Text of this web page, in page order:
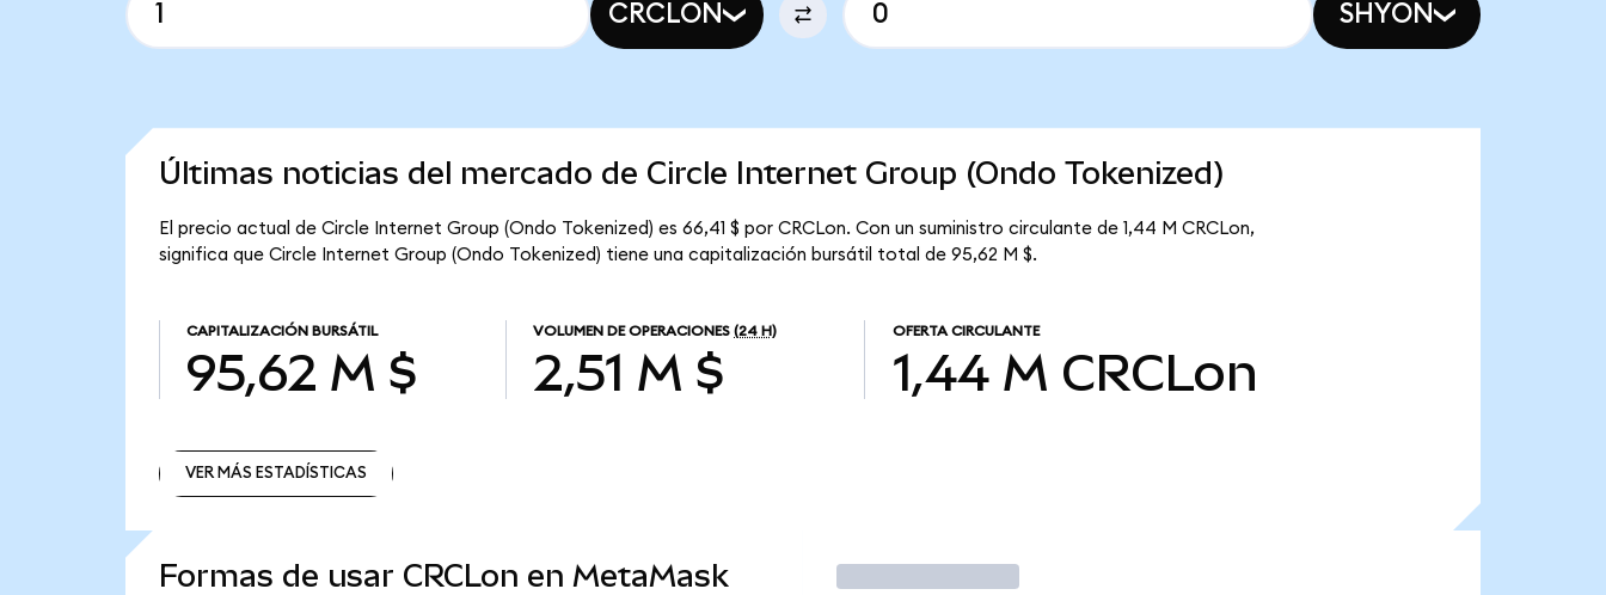
CRCLON SHYON
Últimas noticias del mercado de Circle Internet Group (Ondo Tokenized)
El precio actual de Circle Internet Group (Ondo Tokenized) es 66,41 $ por CRCLon. Con un suministro circulante de 1,44 M CRCLon,
significa que Circle Internet Group (Ondo Tokenized) tiene una capitalización bursátil total de 95,62 M $.
CAPITALIZACIÓN BURSÁTIL
95,62 M $
VOLUMEN DE OPERACIONES (24 H)
2,51 M $
OFERTA CIRCULANTE
1,44 M CRCLon
VER MÁS ESTADÍSTICAS
Formas de usar CRCLon en MetaMask Operar